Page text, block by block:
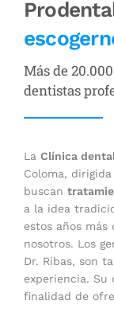
Más de
dentistas
La Clínica
Coloma,
buscan
a la idea
estos años
nosotros. Los
Dr. Ribas, son
experiencia. Su
finalidad de